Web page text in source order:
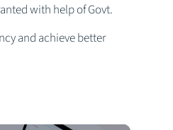
with help of Govt.
and achieve better